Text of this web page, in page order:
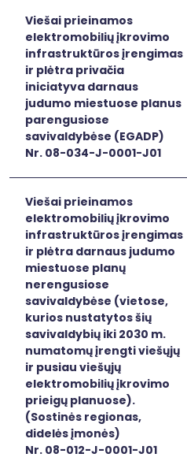
Viešai prieinamos
elektromobilių įkrovimo
infrastruktūros įrengimas
ir plėtra privačia
iniciatyva darnaus
judumo miestuose planus
parengusiose
savivaldybėse (EGADP)
Nr. 08-034-J-0001-J01
Viešai prieinamos
elektromobilių įkrovimo
infrastruktūros įrengimas
ir plėtra darnaus judumo
miestuose planų
nerengusiose
savivaldybėse (vietose,
kurios nustatytos šių
savivaldybių iki 2030 m.
numatomų įrengti viešųjų
ir pusiau viešųjų
elektromobilių įkrovimo
prieigų planuose).
(Sostinės regionas,
didelės įmonės)
Nr. 08-012-J-0001-J01